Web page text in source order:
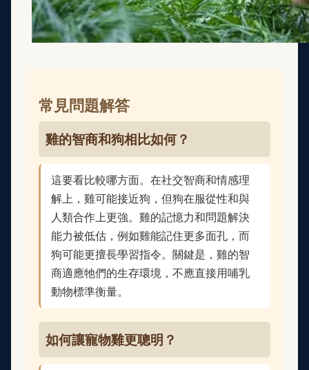
常見問題解答
雞的智商和狗相比如何？
這要看比較哪方面。在社交智商和情感理
解上，雞可能接近狗，但狗在服從性和與
人類合作上更強。雞的記憶力和問題解決
能力被低估，例如雞能記住更多面孔，而
狗可能更擅長學習指令。關鍵是，雞的智
商適應牠們的生存環境，不應直接用哺乳
動物標準衡量。
如何讓寵物雞更聰明？